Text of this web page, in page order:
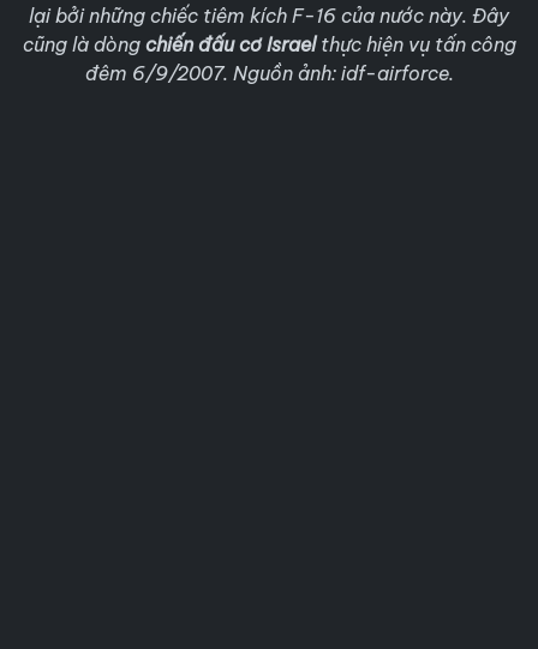
lại bởi những chiếc tiêm kích F-16 của nước này. Đây
cũng là dòng chiến đấu cơ Israelthực hiện vụ tấn công
đêm 6/9/2007. Nguồn ảnh: idf-airforce.